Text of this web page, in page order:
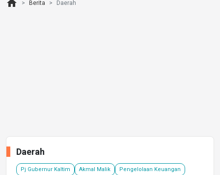
home Berita Daerah
Daerah
Pj Gubernur Kaltim Akmal Malik Pengelolaan Keuangan